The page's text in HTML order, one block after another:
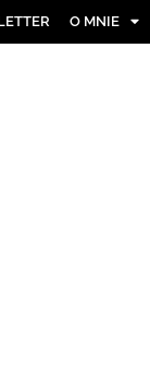
O MNIE